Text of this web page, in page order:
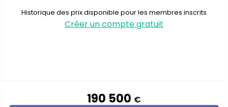
Historique des prix disponible pour les membres inscrits
Créer un compte gratuit
190 500 €